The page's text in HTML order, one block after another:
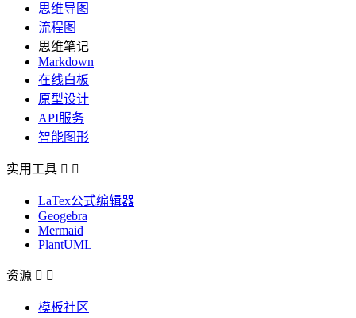
思维导图
流程图
思维笔记
Markdown
在线白板
原型设计
API服务
智能图形
实用工具  
LaTex公式编辑器
Geogebra
Mermaid
PlantUML
资源  
模板社区